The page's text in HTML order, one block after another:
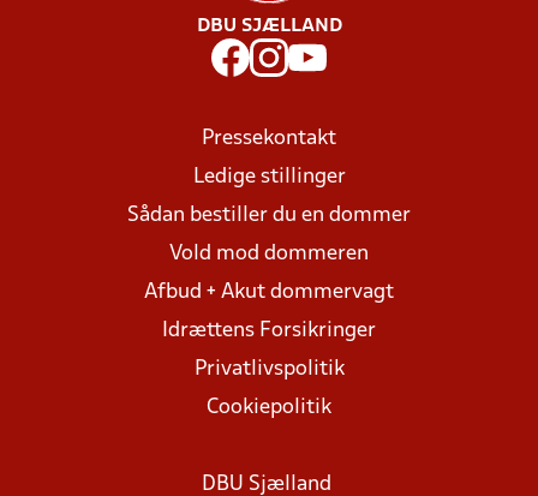
DBU SJÆLLAND
Pressekontakt
Ledige stillinger
Sådan bestiller du en dommer
Vold mod dommeren
Afbud + Akut dommervagt
Idrættens Forsikringer
Privatlivspolitik
Cookiepolitik
DBU Sjælland